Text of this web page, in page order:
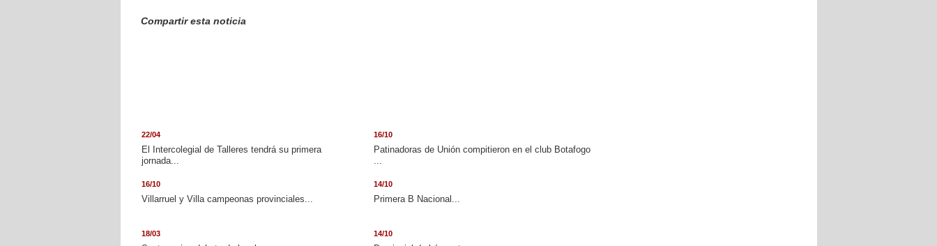
Compartir esta noticia
22/04
El Intercolegial de Talleres tendrá su primera
jornada...
16/10
Patinadoras de Unión compitieron en el club Botafogo
...
16/10
Villarruel y Villa campeonas provinciales...
14/10
Primera B Nacional...
18/03 14/10